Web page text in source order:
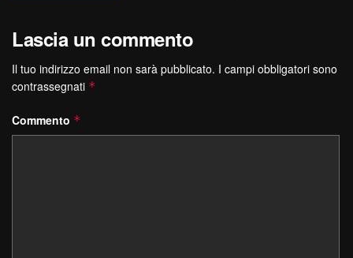
Lascia un commento
Il tuo indirizzo email non sarà pubblicato. I campi obbligatori sono
contrassegnati *
Commento *